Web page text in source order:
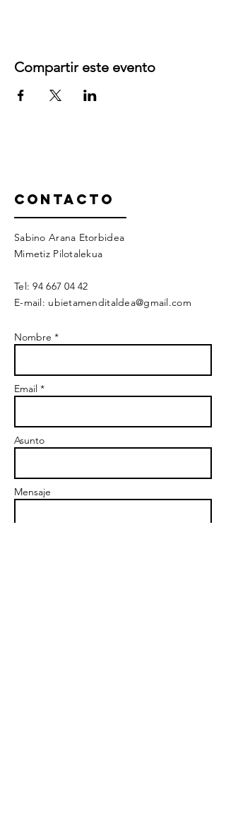
Compartir este evento
ContactO
Sabino Arana Etorbidea
Mimetiz Pilotalekua
Tel:94 667 04 42
E-mail: ubietamenditaldea@gmail.com
Nombre *
Email *
Asunto
Mensaje